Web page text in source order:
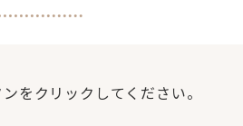
をクリックしてください。